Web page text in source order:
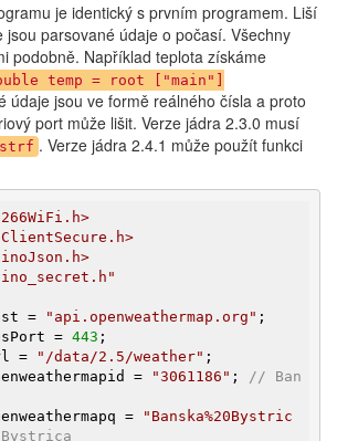
je identický s prvním programem. Liší
jsou parsované údaje o počasí. Všechny
podobně. Například teplota získáme
temp = root ["main"]
údaje jsou ve formě reálného čísla a proto
port může lišit. Verze jádra 2.3.0 musí
. Verze jádra 2.4.1 může použít funkci
= "api.openweathermap.org"
= 443
= "/data/2.5/weather"
= "3061186" ; // Ban
=
"Banska%20Bystric